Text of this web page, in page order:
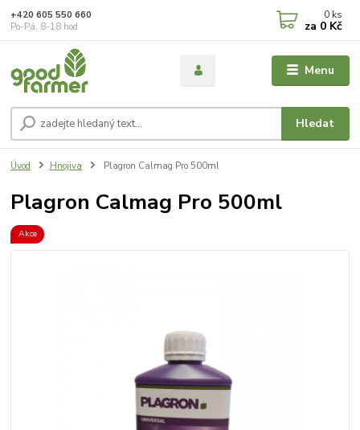
Menu
Hledat
+420 605 550 660
Po-Pá, 8-18 hod
0 ks
za 0 Kč
Úvod Hnojiva Plagron Calmag Pro 500ml
Plagron Calmag Pro 500ml
Akce